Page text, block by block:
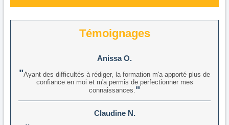
Témoignages
Anissa O.
Ayant des difficultés à rédiger, la formation m'a apporté plus de
confiance en moi et m'a permis de perfectionner mes
connaissances.
Claudine N.